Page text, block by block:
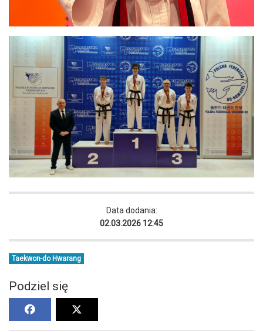
Data dodania:
02.03.2026 12:45
Taekwon-do Hwarang
Podziel się